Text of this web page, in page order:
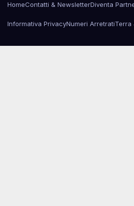
HomeContatti & NewsletterDiventa
Informativa PrivacyNumeri ArretratiTerra